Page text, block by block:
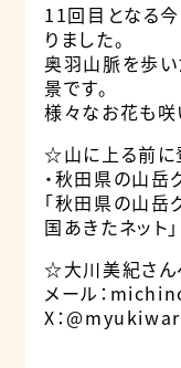
11回目となる
りました。
奥羽山脈を歩
景です。
様々なお花も咲
☆山に上る前に
・秋田県の山岳
「秋田県の山岳
国あきたネット」
☆大川美紀さん
メール：
X：